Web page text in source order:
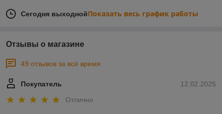
Сегодня выходнойПоказать весь график работы
Отзывы о магазине
49 отзывов за всё время
12.02.2025
Покупатель
Отлично